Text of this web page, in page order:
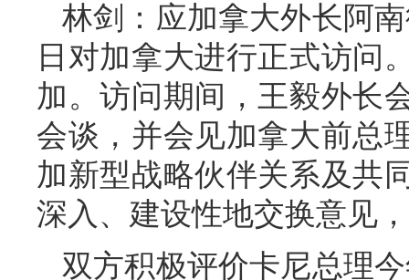
林剑：应加拿大外长阿
日对加拿大进行正式访问
加。访问期间，王毅外长
会谈，并会见加拿大前总
加新型战略伙伴关系及共
深入、建设性地交换意见
双方积极评价卡尼总理